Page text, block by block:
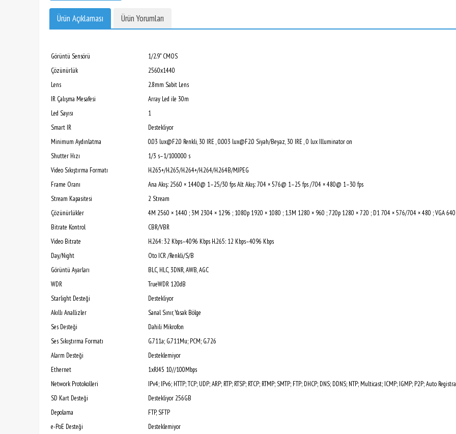
Ürün Açıklaması Ürün Yorumları
Görüntü Sensörü
1/2.9" CMOS
Çözünürlük
2560x1440
Lens
2.8mm Sabit Lens
IR Çalışma Mesafesi
Array Led ile 30m
Led Sayısı
1
Smart IR
Destekliyor
Minimum Aydınlatma
0.03 lux@F2.0 Renkli, 30 IRE , 0.003 lux@F2.0 Siyah/Beyaz, 30 IRE , 0 lux Illuminator on
Shutter Hızı
1/3 s–1/100000 s
Video Sıkıştırma Formatı
H.265+/H.265/H.264+/H.264/H.264B/MJPEG
Frame Oranı
Ana Akış: 2560 × 1440@ 1–25/30 fps Alt Akış: 704 × 576@ 1–25 fps /704 × 480@ 1–30 fps
Stream Kapasitesi
2 Stream
Çözünürlükler
4M 2560 × 1440 ; 3M 2304 × 1296 ; 1080p 1920 × 1080 ; 1.3M 1280 × 960 ; 720p 1280 × 720 ; D1 704 × 576/704 × 480 ; VGA
Bitrate Kontrol
CBR/VBR
Video Bitrate
H.264: 32 Kbps–4096 Kbps H.265: 12 Kbps–4096 Kbps
Day/Night
Oto ICR /Renkli/S/B
Görüntü Ayarları
BLC, HLC, 3DNR, AWB, AGC
WDR
TrueWDR 120dB
Starlight Desteği
Destekliyor
Akıllı Anallizler
Sanal Sınır, Yasak Bölge
Ses Desteği
Dahili Mikrofon
Ses Sıkıştırma Formatı
G.711a; G.711Mu; PCM; G.726
Alarm Desteği
Desteklemiyor
Ethernet
1xRJ45 10//100Mbps
Network Protokolleri
IPv4; IPv6; HTTP; TCP; UDP; ARP; RTP; RTSP; RTCP; RTMP; SMTP; FTP; DHCP; DNS; DDNS; NTP; Multicast; ICMP; IGMP; P2P; Auto
SD Kart Desteği
Destekliyor 256GB
Depolama
FTP, SFTP
e-PoE Desteği
Desteklemiyor